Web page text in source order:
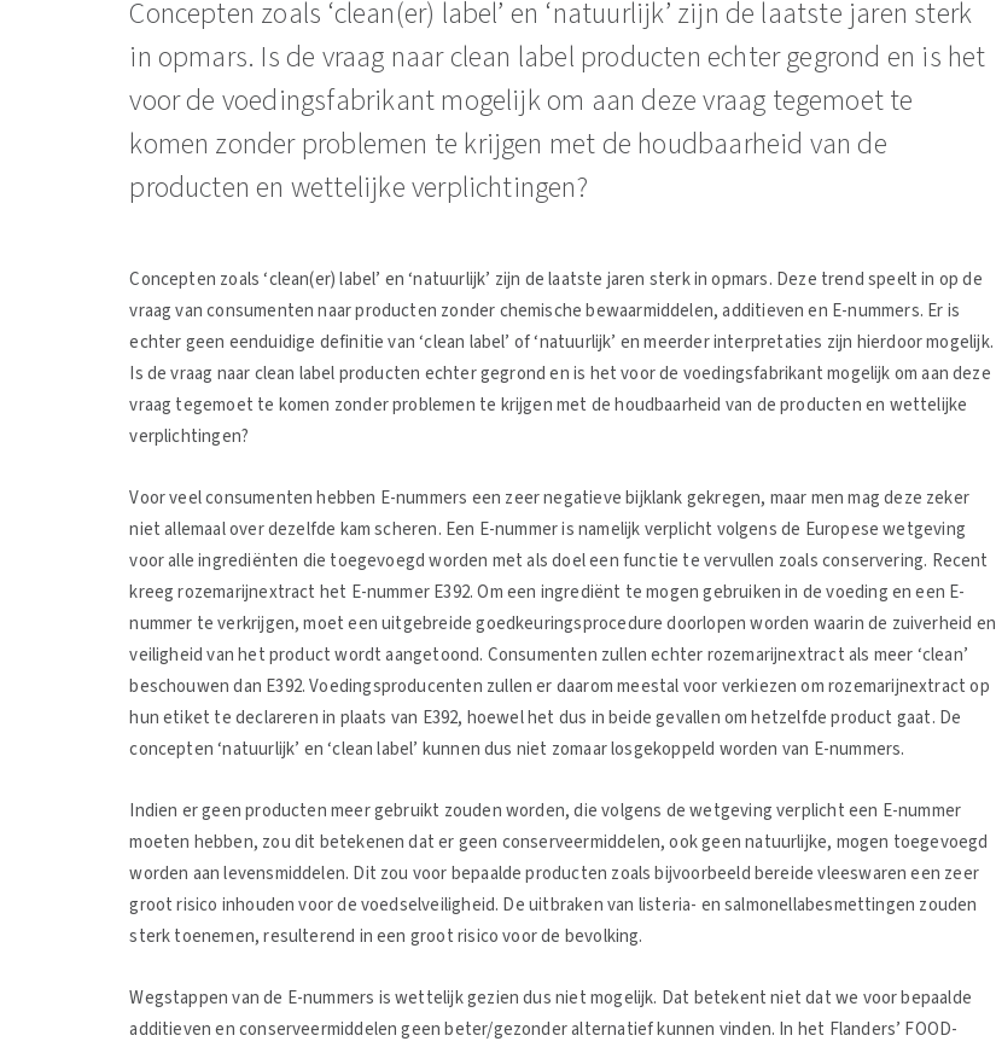
Concepten zoals ‘clean(er) label’ en ‘natuurlijk’ zijn de laatste jaren sterk
in opmars. Is de vraag naar clean label producten echter gegrond en is het
voor de voedingsfabrikant mogelijk om aan deze vraag tegemoet te
komen zonder problemen te krijgen met de houdbaarheid van de
producten en wettelijke verplichtingen?
Concepten zoals ‘clean(er) label’ en ‘natuurlijk’ zijn de laatste jaren sterk in opmars. Deze trend speelt in op de
vraag van consumenten naar producten zonder chemische bewaarmiddelen, additieven en E-nummers. Er is
echter geen eenduidige definitie van ‘clean label’ of ‘natuurlijk’ en meerder interpretaties zijn hierdoor mogelijk.
Is de vraag naar clean label producten echter gegrond en is het voor de voedingsfabrikant mogelijk om aan deze
vraag tegemoet te komen zonder problemen te krijgen met de houdbaarheid van de producten en wettelijke
verplichtingen?
Voor veel consumenten hebben E-nummers een zeer negatieve bijklank gekregen, maar men mag deze zeker
niet allemaal over dezelfde kam scheren. Een E-nummer is namelijk verplicht volgens de Europese wetgeving
voor alle ingrediënten die toegevoegd worden met als doel een functie te vervullen zoals conservering. Recent
kreeg rozemarijnextract het E-nummer E392. Om een ingrediënt te mogen gebruiken in de voeding en een E-
nummer te verkrijgen, moet een uitgebreide goedkeuringsprocedure doorlopen worden waarin de zuiverheid en
veiligheid van het product wordt aangetoond. Consumenten zullen echter rozemarijnextract als meer ‘clean’
beschouwen dan E392. Voedingsproducenten zullen er daarom meestal voor verkiezen om rozemarijnextract op
hun etiket te declareren in plaats van E392, hoewel het dus in beide gevallen om hetzelfde product gaat. De
concepten ‘natuurlijk’ en ‘clean label’ kunnen dus niet zomaar losgekoppeld worden van E-nummers.
Indien er geen producten meer gebruikt zouden worden, die volgens de wetgeving verplicht een E-nummer
moeten hebben, zou dit betekenen dat er geen conserveermiddelen, ook geen natuurlijke, mogen toegevoegd
worden aan levensmiddelen. Dit zou voor bepaalde producten zoals bijvoorbeeld bereide vleeswaren een zeer
groot risico inhouden voor de voedselveiligheid. De uitbraken van listeria- en salmonellabesmettingen zouden
sterk toenemen, resulterend in een groot risico voor de bevolking.
Wegstappen van de E-nummers is wettelijk gezien dus niet mogelijk. Dat betekent niet dat we voor bepaalde
additieven en conserveermiddelen geen beter/gezonder alternatief kunnen vinden. In het Flanders’ FOOD-